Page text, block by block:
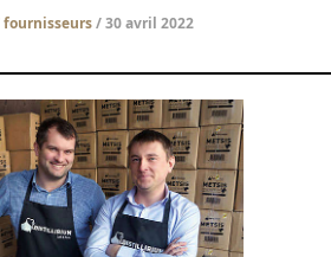
fournisseurs/ 30 avril 2022